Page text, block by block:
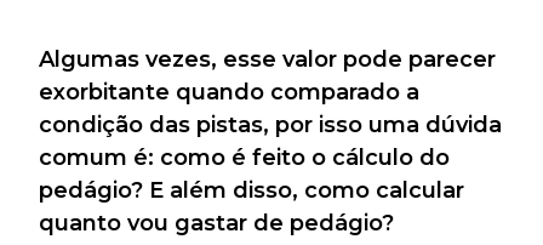
Algumas vezes, esse valor pode parecer
exorbitante quando comparado a
condição das pistas, por isso uma dúvida
comum é: como é feito o cálculo do
pedágio? E além disso, como calcular
quanto vou gastar de pedágio?